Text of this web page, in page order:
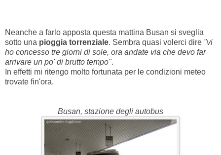
Neanche a farlo apposta questa mattina Busan si sveglia
sotto una pioggia torrenziale. Sembra quasi volerci dire "vi
ho concesso tre giorni di sole, ora andate via che devo far
arrivare un po' di brutto tempo".
In effetti mi ritengo molto fortunata per le condizioni meteo
trovate fin'ora.
Busan, stazione degli autobus